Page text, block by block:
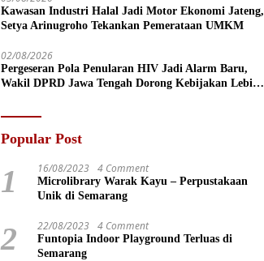
Kawasan Industri Halal Jadi Motor Ekonomi Jateng,
Setya Arinugroho Tekankan Pemerataan UMKM
02/08/2026
Pergeseran Pola Penularan HIV Jadi Alarm Baru,
Wakil DPRD Jawa Tengah Dorong Kebijakan Lebih
Popular Post
1 16/08/2023 4 Comment
Microlibrary Warak Kayu – Perpustakaan
Unik di Semarang
2 22/08/2023 4 Comment
Funtopia Indoor Playground Terluas di
Semarang